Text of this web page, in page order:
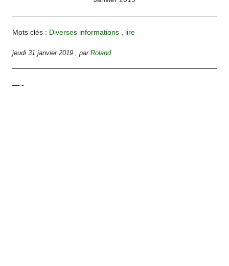
Mots clés : Diverses informations , lire
jeudi 31 janvier 2019 ,parRoland
— -